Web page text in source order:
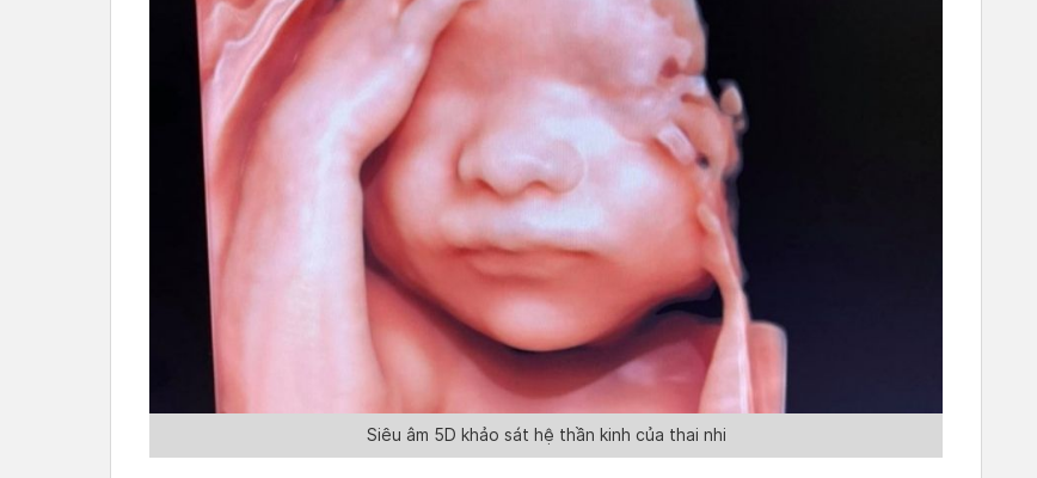
Siêu âm 5D khảo sát hệ thần kinh của thai nhi